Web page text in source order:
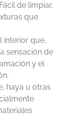
de limpiar,
que
interior que,
sensación de
y el
haya u otras